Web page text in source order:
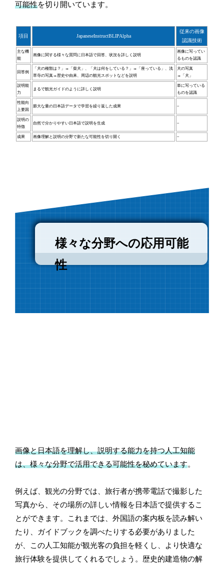
可能性を切り開いています。
項目 JapaneseInstructBLIPAlpha
従来の画像
認識技術
主な機
能
画像に関する様々な質問に日本語で回答、状況を詳しく説明
画像に写ってい
るものを認識
回答例
「犬の種類は？」→「柴犬」、「犬は何をしている？」→「座っている」、浅
草寺の写真→歴史や由来、周辺の観光スポットなどを説明
犬の写真
→「犬」
説明能
力
まるで観光ガイドのように詳しく説明
単に写っている
ものを認識
性能向
上要因
膨大な量の日本語データで学習を繰り返した成果 –
説明の
特徴
自然で分かりやすい日本語で説明を生成 –
成果 画像理解と説明の分野で新たな可能性を切り開く –
様々な分野への応用可能
性
画像と日本語を理解し、説明する能力を持つ人工知能
は、様々な分野で活用できる可能性を秘めています。
例えば、観光の分野では、旅行者が携帯電話で撮影した
写真から、その場所の詳しい情報を日本語で提供するこ
とができます。これまでは、外国語の案内板を読み解い
たり、ガイドブックを調べたりする必要がありました
が、この人工知能が観光客の負担を軽くし、より快適な
旅行体験を提供してくれるでしょう。歴史的建造物の解